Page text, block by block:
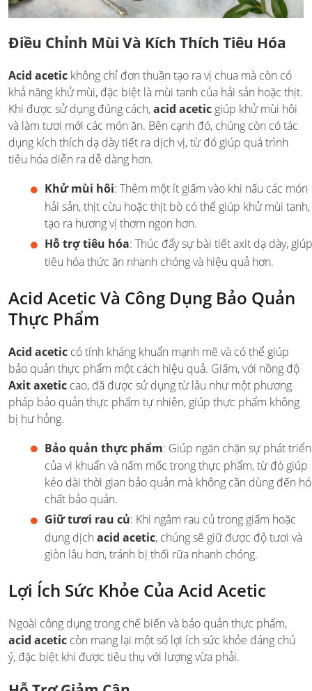
Điều Chỉnh Mùi Và Kích Thích Tiêu Hóa
Acid acetic không chỉ đơn thuần tạo ra vị chua mà còn có
khả năng khử mùi, đặc biệt là mùi tanh của hải sản hoặc thịt.
Khi được sử dụng đúng cách,acid acetic giúp khử mùi hôi
và làm tươi mới các món ăn. Bên cạnh đó, chúng còn có tác
dụng kích thích dạ dày tiết ra dịch vị, từ đó giúp quá trình
tiêu hóa diễn ra dễ dàng hơn.
Khử mùi hôi: Thêm một ít giấm vào khi nấu các món
hải sản, thịt cừu hoặc thịt bò có thể giúp khử mùi tanh,
tạo ra hương vị thơm ngon hơn.
Hỗ trợ tiêu hóa: Thúc đẩy sự bài tiết axit dạ dày, giúp
tiêu hóa thức ăn nhanh chóng và hiệu quả hơn.
Acid Acetic Và Công Dụng Bảo Quản
Thực Phẩm
Acid acetic có tính kháng khuẩn mạnh mẽ và có thể giúp
bảo quản thực phẩm một cách hiệu quả. Giấm, với nồng độ
Axit axetic cao, đã được sử dụng từ lâu như một phương
pháp bảo quản thực phẩm tự nhiên, giúp thực phẩm không
bị hư hỏng.
Bảo quản thực phẩm: Giúp ngăn chặn sự phát triển
của vi khuẩn và nấm mốc trong thực phẩm, từ đó giúp
kéo dài thời gian bảo quản mà không cần dùng đến
chất bảo quản.
Giữ tươi rau củ: Khi ngâm rau củ trong giấm hoặc
dung dịch acid acetic, chúng sẽ giữ được độ tươi và
giòn lâu hơn, tránh bị thối rữa nhanh chóng.
Lợi Ích Sức Khỏe Của Acid Acetic
Ngoài công dụng trong chế biến và bảo quản thực phẩm,
acid acetic còn mang lại một số lợi ích sức khỏe đáng chú
ý, đặc biệt khi được tiêu thụ với lượng vừa phải.